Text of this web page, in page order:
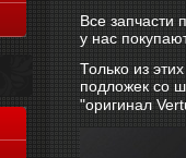
Все запчасти
у нас
Только из
подложек со
"оригинал